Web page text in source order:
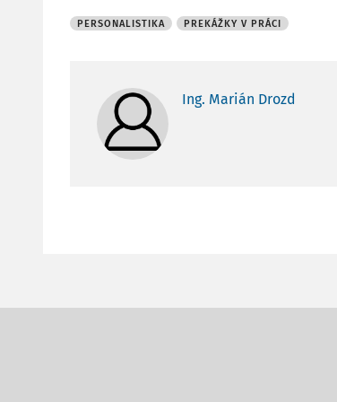
PERSONALISTIKA PREKÁŽKY V PRÁCI
Ing. Marián Drozd